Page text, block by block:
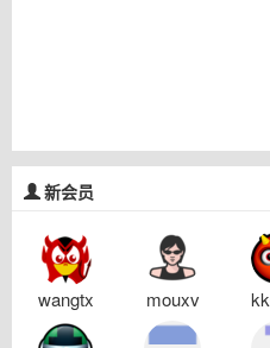
新会员
wangtx mouxv